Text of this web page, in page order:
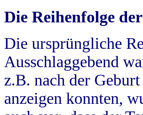
Die Reihenfolge
Die ursprüngliche
Ausschlaggebend
z.B. nach der
anzeigen konnten,